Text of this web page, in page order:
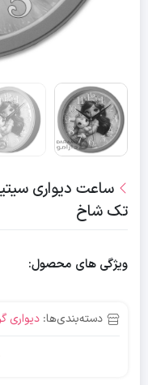
ساعت دیواری
تک شاخ
ویژگی های محصول:
دسته‌بندی‌ها: دیواری